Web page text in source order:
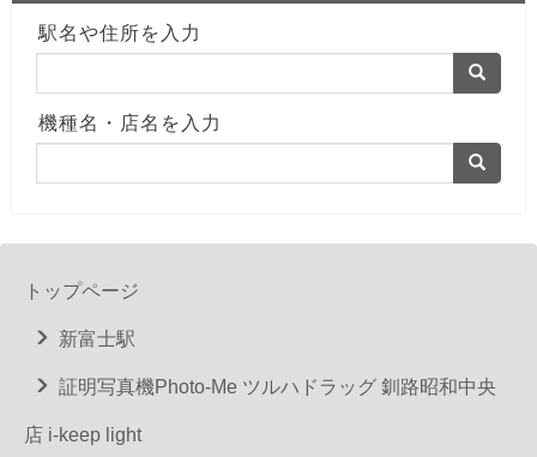
駅名や住所を入力
機種名・店名を入力
トップページ
新富士駅
証明写真機Photo-Me ツルハドラッグ 釧路昭和中央
店 i-keep light